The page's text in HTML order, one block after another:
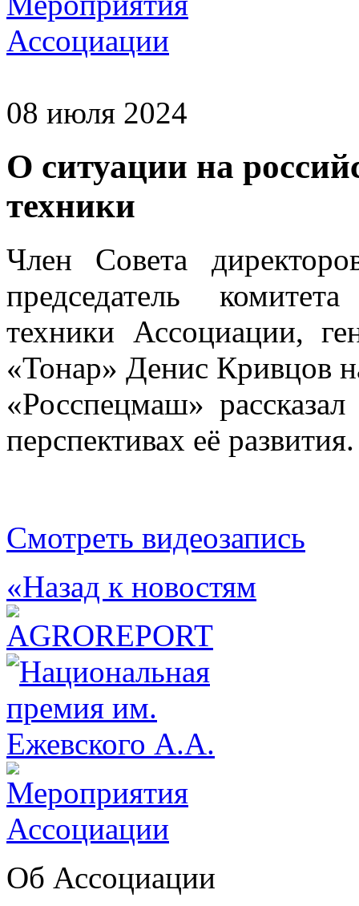
08 июля 2024
О ситуации на
техники
Член Совета
председатель
техники Ассоциации,
«Тонар» Денис Кривцов
«Росспецмаш»
перспективах её развития.
Смотреть видеозапись
«Назад к новостям
Об Ассоциации